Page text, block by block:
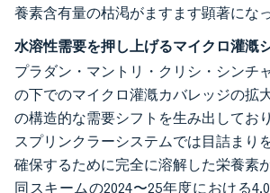
養素含有量の枯渇がますます顕著にな
水溶性需要を押し上げるマイクロ灌漑
プラダン・マントリ・クリシ・シンチ
の下でのマイクロ灌漑カバレッジの拡
の構造的な需要シフトを生み出してお
スプリンクラーシステムでは目詰まり
確保するために完全に溶解した栄養素
同スキームの2024〜25年度における